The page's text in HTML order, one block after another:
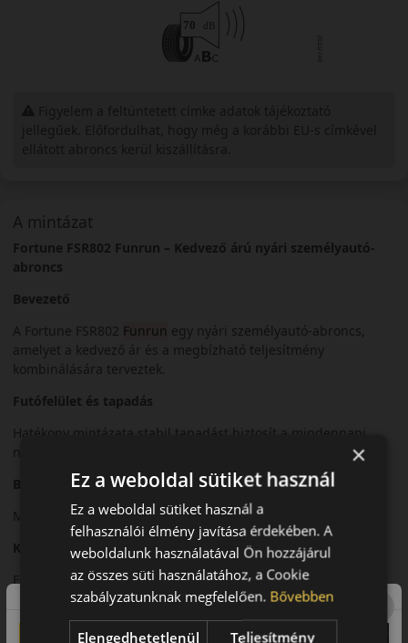
A mintázat
Fortune FSR802 Funrun – Kedvező árú nyári személyautó-
abroncs
Bevezető
A Fortune FSR802 Funrun egy nyári személyautó-abroncs,
amelyet a kedvező ár és a megbízható teljesítmény
kombinálására terveztek.
Futófelület és tapadás
Hatékony mintázata stabil tapadást biztosít a mindennapi
nyári közlekedés során.
Biztonsági jellemzők
Megbízható fékezés és kiszámítható irányíthatóság jellemzi.
Komfort és zajszint
Elfogadható gördülési zaj és megfelelő komfort a kategórián
Felhasználási ajánlás
×
Ez a weboldal sütiket használ
Ez a weboldal sütiket használ a
felhasználói élmény javítása érdekében. A
weboldalunk használatával Ön hozzájárul
az összes süti használatához, a Cookie
szabályzatunknak megfelelően. Bővebben
Elengedhetetlenül
Teljesítmény